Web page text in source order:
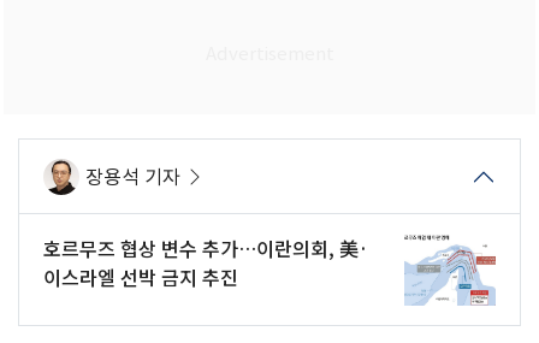
장용석 기자
호르무즈 협상 변수 추가…이란의회, 美·
이스라엘 선박 금지 추진